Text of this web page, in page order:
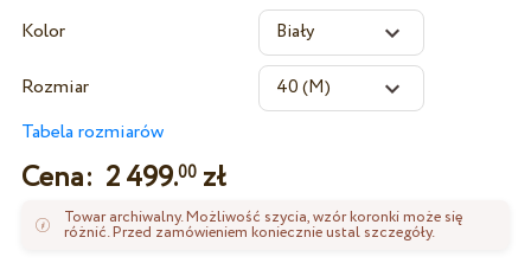
Kolor
Rozmiar
Tabela rozmiarów
Cena: 2 499.00zł
Towar archiwalny. Możliwość szycia, wzór koronki może się
różnić. Przed zamówieniem koniecznie ustal szczegóły.